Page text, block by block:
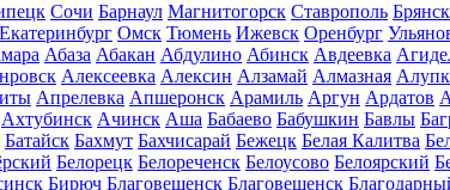
Сочи Барнаул Магнитогорск Ставрополь Брянск
Екатеринбург Омск Тюмень Ижевск Оренбург
Абаза Абакан Абдулино Абинск Авдеевка
Алексеевка Алексин Алзамай Алмазная
Апрелевка Апшеронск Арамиль Аргун Ардатов
Ахтубинск Ачинск Аша Бабаево Бабушкин Бавлы
Батайск Бахмут Бахчисарай Бежецк Белая Калитва
Белорецк Белореченск Белоусово Белоярский
Бирюч Благовещенск Благовещенск